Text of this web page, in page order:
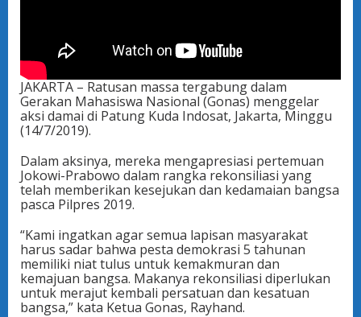
JAKARTA – Ratusan massa tergabung dalam
Gerakan Mahasiswa Nasional (Gonas) menggelar
aksi damai di Patung Kuda Indosat, Jakarta, Minggu
(14/7/2019).
Dalam aksinya, mereka mengapresiasi pertemuan
Jokowi-Prabowo dalam rangka rekonsiliasi yang
telah memberikan kesejukan dan kedamaian bangsa
pasca Pilpres 2019.
“Kami ingatkan agar semua lapisan masyarakat
harus sadar bahwa pesta demokrasi 5 tahunan
memiliki niat tulus untuk kemakmuran dan
kemajuan bangsa. Makanya rekonsiliasi diperlukan
untuk merajut kembali persatuan dan kesatuan
bangsa,” kata Ketua Gonas, Rayhand.